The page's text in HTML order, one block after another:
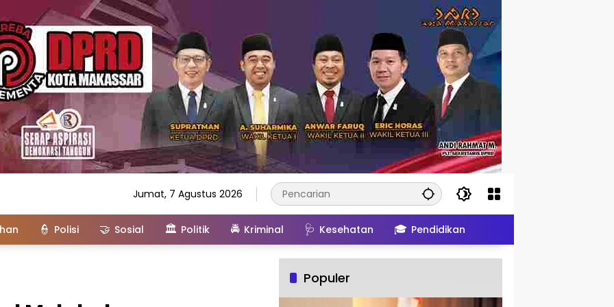
Jumat, 7 Agustus 2026
👮 Polisi 🤝 Sosial 🏛️ Politik 🚔 Kriminal 🩺 Kesehatan 🎓 Pendidikan
Populer